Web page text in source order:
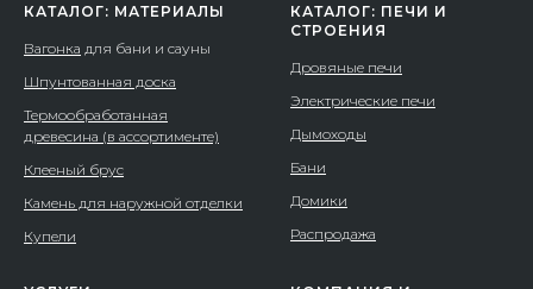
КАТАЛОГ: МАТЕРИАЛЫ
Вагонка для бани и сауны
Шпунтованная доска
Термообработанная
древесина (в ассортименте)
Клееный брус
Камень для наружной отделки
Купели
КАТАЛОГ: ПЕЧИ И
СТРОЕНИЯ
Дровяные печи
Электрические печи
Дымоходы
Бани
Домики
Распродажа